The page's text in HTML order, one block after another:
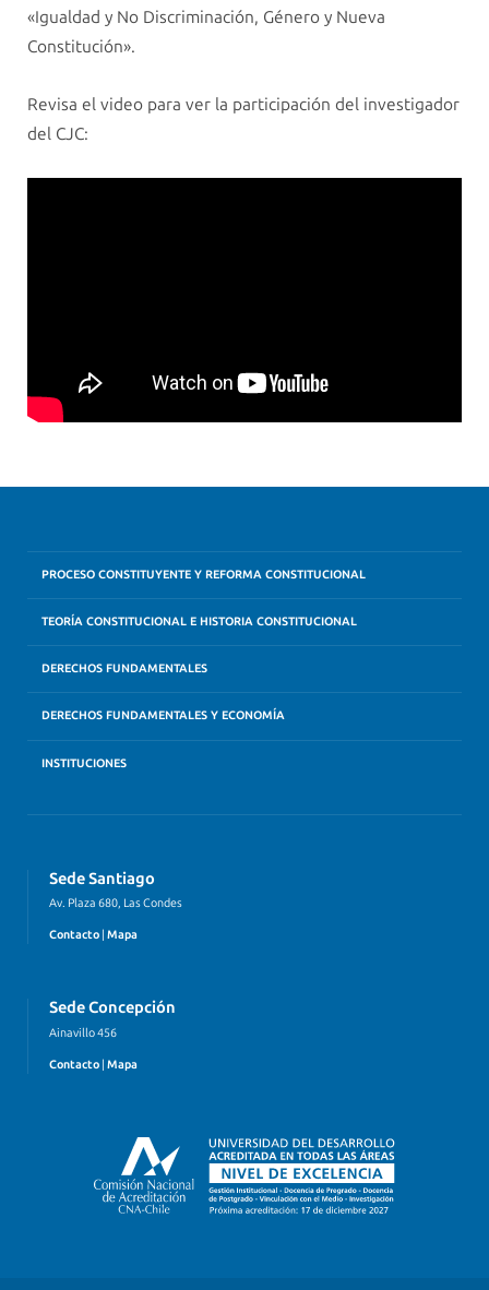
«Igualdad y No Discriminación, Género y Nueva
Constitución».
Revisa el video para ver la participación del investigador
del CJC:
PROCESO CONSTITUYENTE Y REFORMA CONSTITUCIONAL
TEORÍA CONSTITUCIONAL E HISTORIA CONSTITUCIONAL
DERECHOS FUNDAMENTALES
DERECHOS FUNDAMENTALES Y ECONOMÍA
INSTITUCIONES
Sede Santiago
Av. Plaza 680, Las Condes
Contacto Mapa
Sede Concepción
Ainavillo 456
Contacto | Mapa